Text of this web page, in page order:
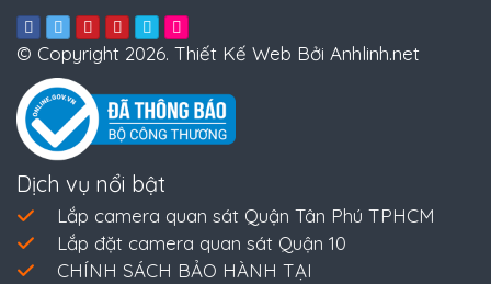
© Copyright 2026. Thiết Kế Web Bởi Anhlinh.net
Dịch vụ nổi bật
Lắp camera quan sát Quận Tân Phú TPHCM
Lắp đặt camera quan sát Quận 10
CHÍNH SÁCH BẢO HÀNH TẠI